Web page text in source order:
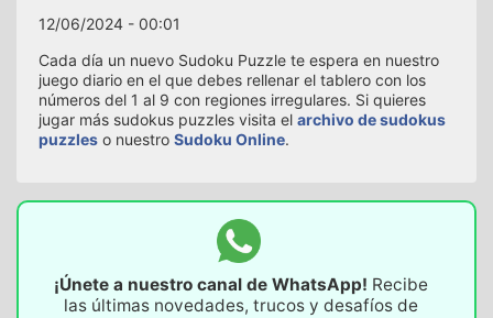
12/06/2024 - 00:01
Cada día un nuevo Sudoku Puzzle te espera en nuestro
juego diario en el que debes rellenar el tablero con los
números del 1 al 9 con regiones irregulares. Si quieres
jugar más sudokus puzzles visita el archivo de sudokus
puzzles o nuestro Sudoku Online.
¡Únete a nuestro canal de WhatsApp! Recibe
las últimas novedades, trucos y desafíos de